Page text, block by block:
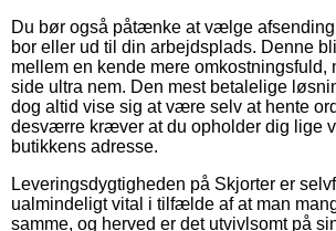
Du bør også påtænke at vælge
bor eller ud til din arbejdsplads. Denne
mellem en kende mere omkostningsfuld,
side ultra nem. Den mest betalelige
dog altid vise sig at være selv at hente
desværre kræver at du opholder dig lige
butikkens adresse.
Leveringsdygtigheden på Skjorter er
ualmindeligt vital i tilfælde af at man
samme, og herved er det utvivlsomt på